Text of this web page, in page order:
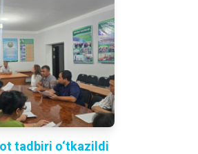
tadbiri o‘tkazildi